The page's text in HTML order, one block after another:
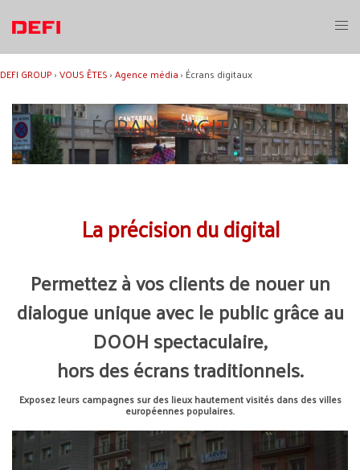
contenu
DEFI GROUP›VOUS ÊTES›Agence média› Écrans digitaux
ÉCRANS DIGITAUX
La précision du digital
Permettez à vos clients de nouer un
dialogue unique avec le public grâce au
DOOH spectaculaire,
hors des écrans traditionnels.
Exposez leurs campagnes sur des lieux hautement visités dans des villes
européennes populaires.